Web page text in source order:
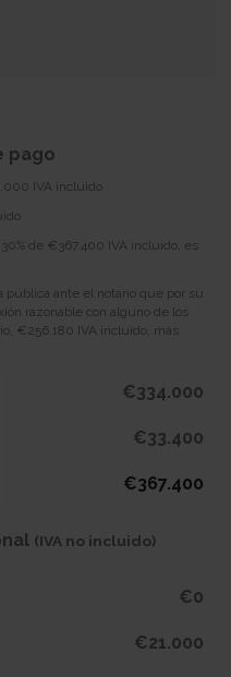
pago
IVA incluido
de €367.400 IVA incluido, es
pública ante el notario que por su
razonable con alguno de los
€256.180 IVA incluido, más
€334.000
€33.400
€367.400
(IVA no incluido)
€0
€21.000